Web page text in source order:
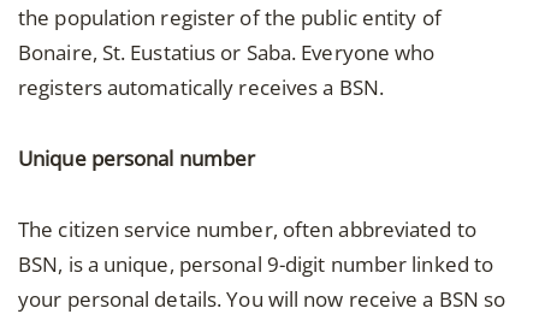
the population register of the public entity of
Bonaire, St. Eustatius or Saba. Everyone who
registers automatically receives a BSN.
Unique personal number
The citizen service number, often abbreviated to
BSN, is a unique, personal 9-digit number linked to
your personal details. You will now receive a BSN so